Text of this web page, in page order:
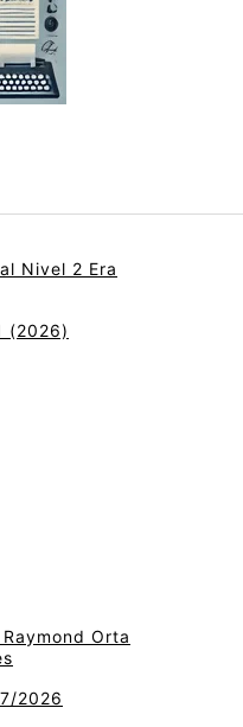
Nivel 2 Era
(2026)
Orta
2026